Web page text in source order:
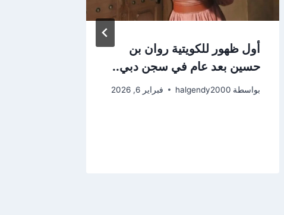
أول ظهور للكويتية روان بن
حسين بعد عام في سجن دبي..
بواسطة halgendy2000 فبراير 6, 2026